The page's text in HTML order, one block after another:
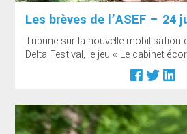
Les brèves de l’ASEF – 24
Tribune sur la nouvelle mobilisation
Delta Festival, le jeu « Le cabinet